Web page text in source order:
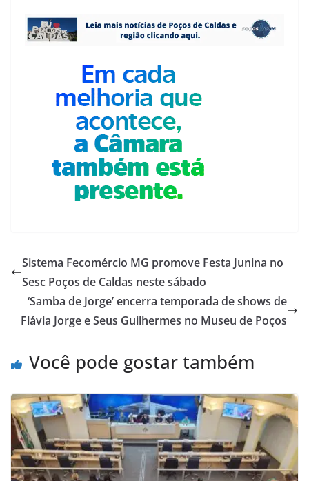
Sistema Fecomércio MG promove Festa Junina no
Sesc Poços de Caldas neste sábado
‘Samba de Jorge’ encerra temporada de shows de
Flávia Jorge e Seus Guilhermes no Museu de Poços
Você pode gostar também